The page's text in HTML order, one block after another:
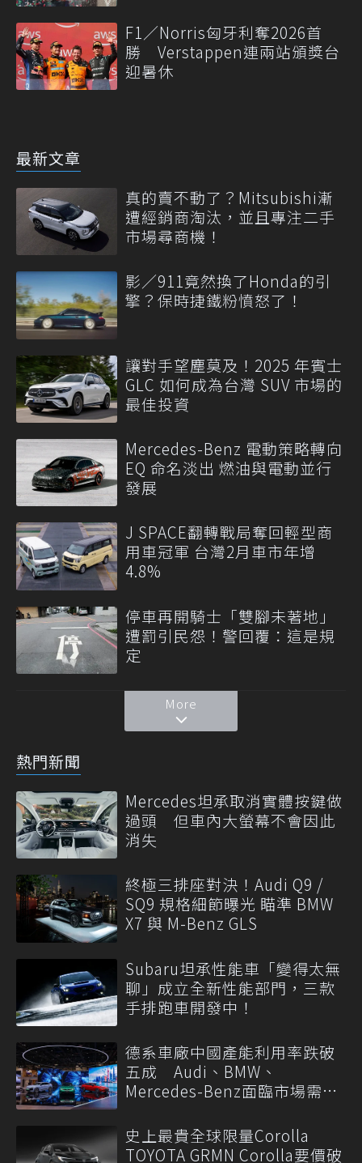
F1／Norris匈牙利奪2026首
勝 Verstappen連兩站頒獎台
迎暑休
最新文章
真的賣不動了？Mitsubishi漸
遭經銷商淘汰，並且專注二手
市場尋商機！
影／911竟然換了Honda的引
擎？保時捷鐵粉憤怒了！
讓對手望塵莫及！2025 年賓士
GLC 如何成為台灣 SUV 市場的
最佳投資
Mercedes-Benz 電動策略轉向
EQ 命名淡出 燃油與電動並行
發展
J SPACE翻轉戰局奪回輕型商
用車冠軍 台灣2月車市年增
4.8%
停車再開騎士「雙腳未著地」
遭罰引民怨！警回覆：這是規
定
More
熱門新聞
Mercedes坦承取消實體按鍵做
過頭 但車內大螢幕不會因此
消失
終極三排座對決！Audi Q9 /
SQ9 規格細節曝光 瞄準 BMW
X7 與 M-Benz GLS
Subaru坦承性能車「變得太無
聊」成立全新性能部門，三款
手排跑車開發中！
德系車廠中國產能利用率跌破
五成 Audi、BMW、
Mercedes-Benz面臨市場需求
史上最貴全球限量Corolla
TOYOTA GRMN Corolla要價破